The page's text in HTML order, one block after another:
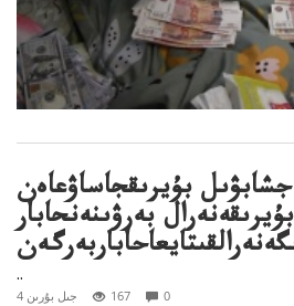
بۇيرىقجاساۋعاەن
بەرۋىنەنحابار
..
4 جىل بۇرىن 167 0